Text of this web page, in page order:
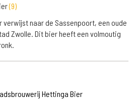
(9)
verwijst naar de Sassenpoort, een oude
Zwolle. Dit bier heeft een volmoutig
Hettinga Bier